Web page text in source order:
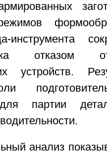
инструмента
отказом от
устройств.
партии
анализ